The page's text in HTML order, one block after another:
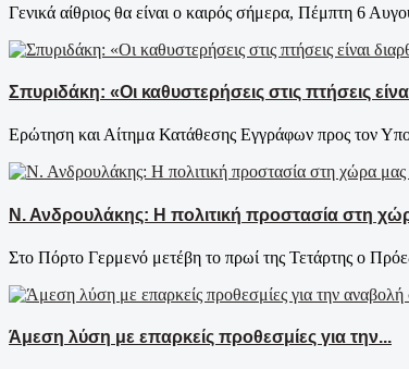
Γενικά αίθριος θα είναι ο καιρός σήμερα, Πέμπτη 6
Σπυριδάκη: «Οι καθυστερήσεις στις πτήσεις
Ερώτηση και Αίτημα Κατάθεσης Εγγράφων προς τον
Ν. Ανδρουλάκης: Η πολιτική προστασία στη
Στο Πόρτο Γερμενό μετέβη το πρωί της Τετάρτης ο
Άμεση λύση με επαρκείς προθεσμίες για την...